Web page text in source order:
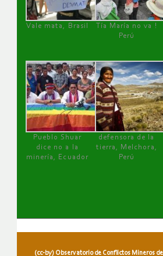
Vale mata, Brasil
Tía María no va !
Perú
Pueblo Shuar
dice no a la
minería, Ecuador
defensora de la
tierra, Melchora,
Perú
(cc-by) Observatorio de Conflictos Mineros de